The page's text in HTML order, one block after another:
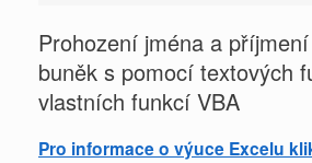
Prohození jména a
buněk s pomocí textových
vlastních funkcí VBA
Pro informace o výuce Excelu